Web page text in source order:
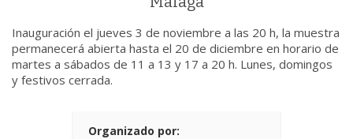
Inauguración el jueves 3 de noviembre a las 20 h, la muestra
permanecerá abierta hasta el 20 de diciembre en horario de
martes a sábados de 11 a 13 y 17 a 20 h. Lunes, domingos
y festivos cerrada.
Organizado por: